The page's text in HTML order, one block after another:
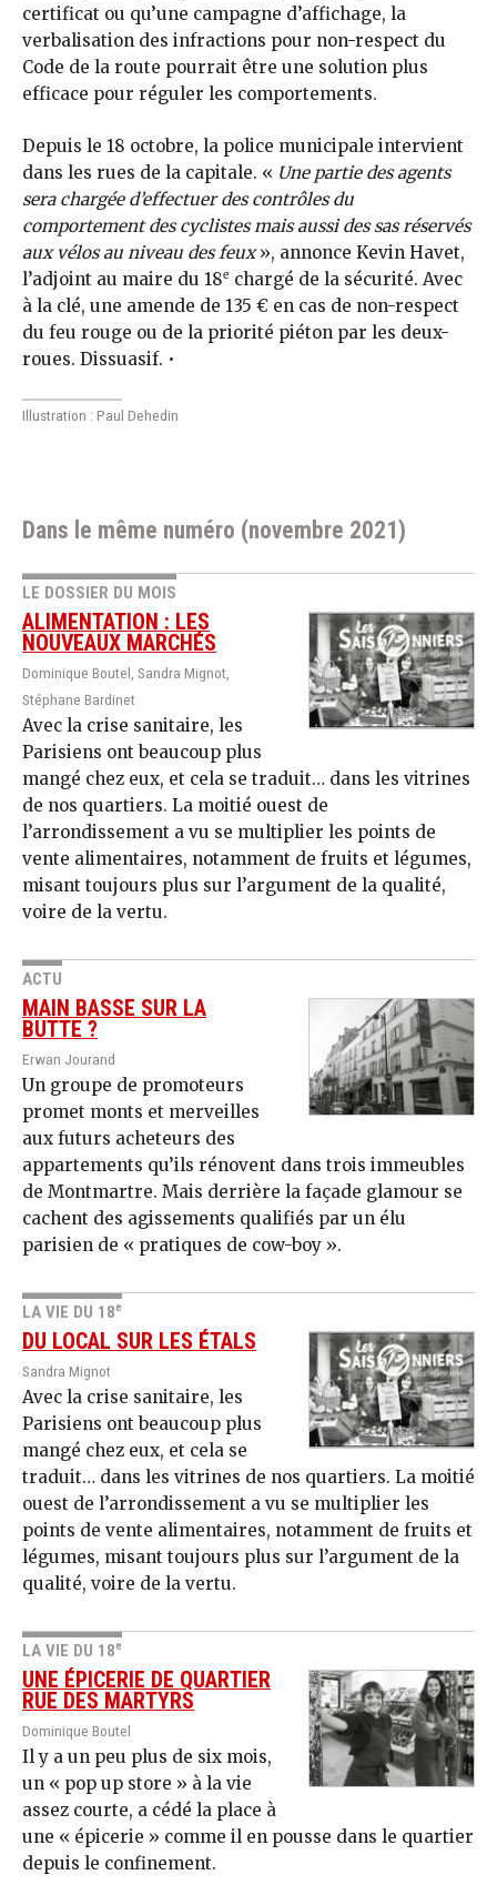
certificat ou qu’une campagne d’affichage, la
verbalisation des infractions pour non-respect du
Code de la route pourrait être une solution plus
efficace pour réguler les comportements.
Depuis le 18 octobre, la police municipale intervient
dans les rues de la capitale. « Une partie des agents
sera chargée d’effectuer des contrôles du
comportement des cyclistes mais aussi des sas réservés
aux vélos au niveau des feux», annonce Kevin Havet,
l’adjoint au maire du 18e chargé de la sécurité. Avec
à la clé, une amende de 135 € en cas de non-respect
du feu rouge ou de la priorité piéton par les deux-
roues. Dissuasif. •
Illustration : Paul Dehedin
Dans le même numéro (novembre 2021)
LE DOSSIER DU MOIS
ALIMENTATION : LES
NOUVEAUX MARCHÉS
Dominique Boutel, Sandra Mignot,
Stéphane Bardinet
Avec la crise sanitaire, les
Parisiens ont beaucoup plus
mangé chez eux, et cela se traduit… dans les vitrines
de nos quartiers. La moitié ouest de
l’arrondissement a vu se multiplier les points de
vente alimentaires, notamment de fruits et légumes,
misant toujours plus sur l’argument de la qualité,
voire de la vertu.
ACTU
MAIN BASSE SUR LA
BUTTE ?
Erwan Jourand
Un groupe de promoteurs
promet monts et merveilles
aux futurs acheteurs des
appartements qu’ils rénovent dans trois immeubles
de Montmartre. Mais derrière la façade glamour se
cachent des agissements qualifiés par un élu
parisien de « pratiques de cow-boy ».
LA VIE DU 18e
DU LOCAL SUR LES ÉTALS
Sandra Mignot
Avec la crise sanitaire, les
Parisiens ont beaucoup plus
mangé chez eux, et cela se
traduit… dans les vitrines de nos quartiers. La moitié
ouest de l’arrondissement a vu se multiplier les
points de vente alimentaires, notamment de fruits et
légumes, misant toujours plus sur l’argument de la
qualité, voire de la vertu.
LA VIE DU 18e
UNE ÉPICERIE DE QUARTIER
RUE DES MARTYRS
Dominique Boutel
Il y a un peu plus de six mois,
un « pop up store » à la vie
assez courte, a cédé la place à
une « épicerie » comme il en pousse dans le quartier
depuis le confinement.